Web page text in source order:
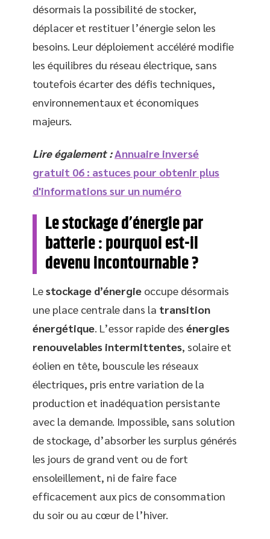
désormais la possibilité de stocker,
déplacer et restituer l’énergie selon les
besoins. Leur déploiement accéléré modifie
les équilibres du réseau électrique, sans
toutefois écarter des défis techniques,
environnementaux et économiques
majeurs.
Lire également : Annuaire inversé
gratuit 06 : astuces pour obtenir plus
d'informations sur un numéro
Le stockage d’énergie par
batterie : pourquoi est-il
devenu incontournable ?
Lestockage d’énergie occupe désormais
une place centrale dans la transition
énergétique . L’essor rapide des énergies
renouvelables intermittentes, solaire et
éolien en tête, bouscule les réseaux
électriques, pris entre variation de la
production et inadéquation persistante
avec la demande. Impossible, sans solution
de stockage, d’absorber les surplus générés
les jours de grand vent ou de fort
ensoleillement, ni de faire face
efficacement aux pics de consommation
du soir ou au cœur de l’hiver.